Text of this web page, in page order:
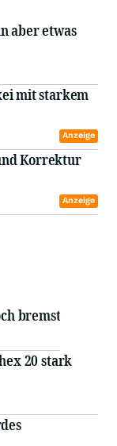
aber etwas
mit starkem
Anzeige
Korrektur
Anzeige
bremst
20 stark